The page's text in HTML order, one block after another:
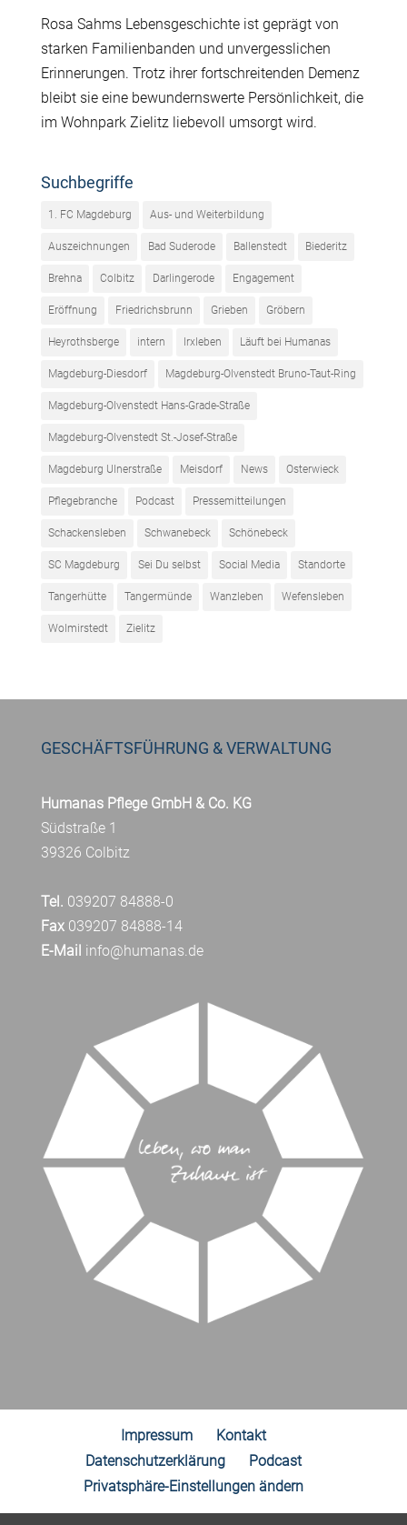
Rosa Sahms Lebensgeschichte ist geprägt von
starken Familienbanden und unvergesslichen
Erinnerungen. Trotz ihrer fortschreitenden Demenz
bleibt sie eine bewundernswerte Persönlichkeit, die
im Wohnpark Zielitz liebevoll umsorgt wird.
Suchbegriffe
1. FC Magdeburg Aus- und Weiterbildung
Auszeichnungen Bad Suderode Ballenstedt Biederitz
Brehna Colbitz Darlingerode Engagement
Eröffnung Friedrichsbrunn Grieben Gröbern
Heyrothsberge intern Irxleben Läuft bei Humanas
Magdeburg-Diesdorf Magdeburg-Olvenstedt Bruno-Taut-Ring
Magdeburg-Olvenstedt Hans-Grade-Straße
Magdeburg-Olvenstedt St.-Josef-Straße
Magdeburg Ulnerstraße Meisdorf News Osterwieck
Pflegebranche Podcast Pressemitteilungen
Schackensleben Schwanebeck Schönebeck
SC Magdeburg Sei Du selbst Social Media Standorte
Tangerhütte Tangermünde Wanzleben Wefensleben
Wolmirstedt Zielitz
GESCHÄFTSFÜHRUNG & VERWALTUNG
Humanas Pflege GmbH & Co. KG
Südstraße 1
39326 Colbitz
Tel. 039207 84888-0
Fax039207 84888-14
E-Mail info@humanas.de
Impressum
Kontakt
Datenschutzerklärung
Podcast
Privatsphäre-Einstellungen ändern